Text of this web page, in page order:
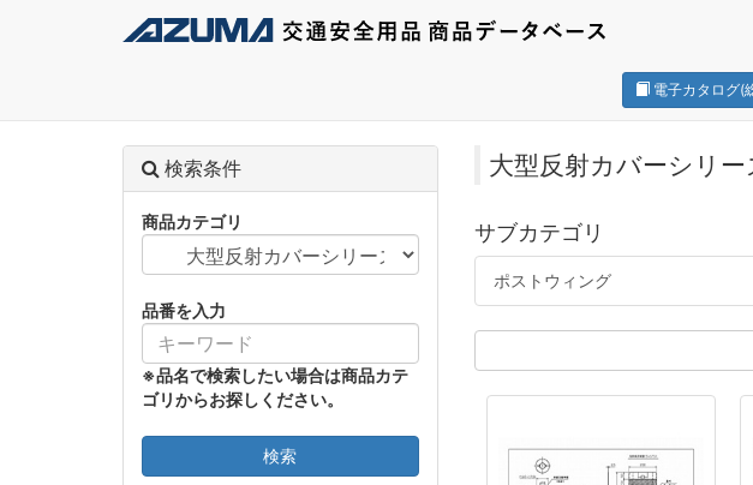
電子カタログ(
大型反射カバーシリー
サブカテゴリ
ポストウィング
検索条件
商品カテゴリ
品番を入力
※品名で検索したい場合は商品カテ
ゴリからお探しください。
検索